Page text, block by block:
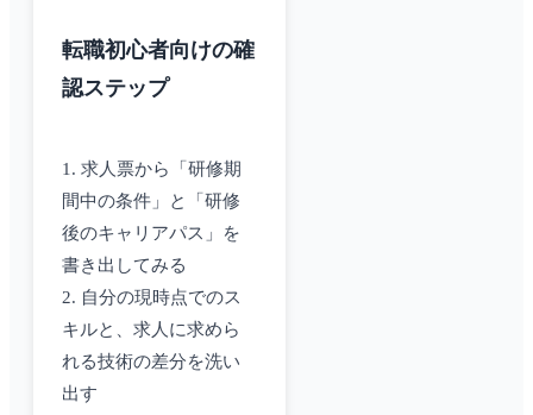
転職初心者向けの確
認ステップ
1. 求人票から「研修期
間中の条件」と「研修
後のキャリアパス」を
書き出してみる
2. 自分の現時点でのス
キルと、求人に求めら
れる技術の差分を洗い
出す